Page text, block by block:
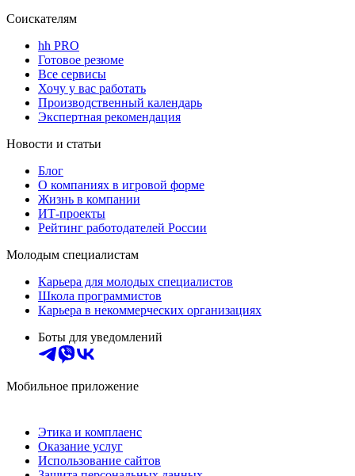
Соискателям
hh PRO
Готовое резюме
Все сервисы
Хочу у вас работать
Производственный календарь
Экспертная рекомендация
Новости и статьи
Блог
О компаниях в игровой форме
Жизнь в компании
ИТ-проекты
Рейтинг работодателей России
Молодым специалистам
Карьера для молодых специалистов
Школа программистов
Карьера в некоммерческих организациях
Боты для уведомлений
Мобильное приложение
Этика и комплаенс
Оказание услуг
Использование сайтов